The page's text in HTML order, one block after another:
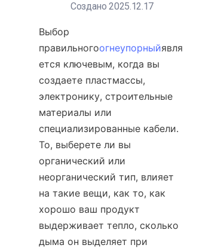
Создано 2025.12.17
Выбор
правильногоогнеупорныйявля
ется ключевым, когда вы
создаете пластмассы,
электронику, строительные
материалы или
специализированные кабели.
То, выберете ли вы
органический или
неорганический тип, влияет
на такие вещи, как то, как
хорошо ваш продукт
выдерживает тепло, сколько
дыма он выделяет при